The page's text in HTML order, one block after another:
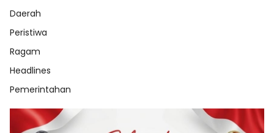
Daerah
Peristiwa
Ragam
Headlines
Pemerintahan